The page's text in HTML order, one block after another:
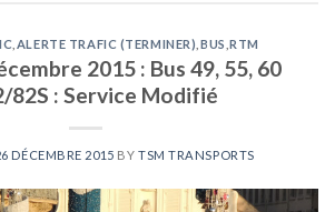
ALERTE TRAFIC (TERMINER) BUS ,RTM
2015 : Bus 49, 55, 60
82S : Service Modifié
DÉCEMBRE 2015 BY TSM TRANSPORTS